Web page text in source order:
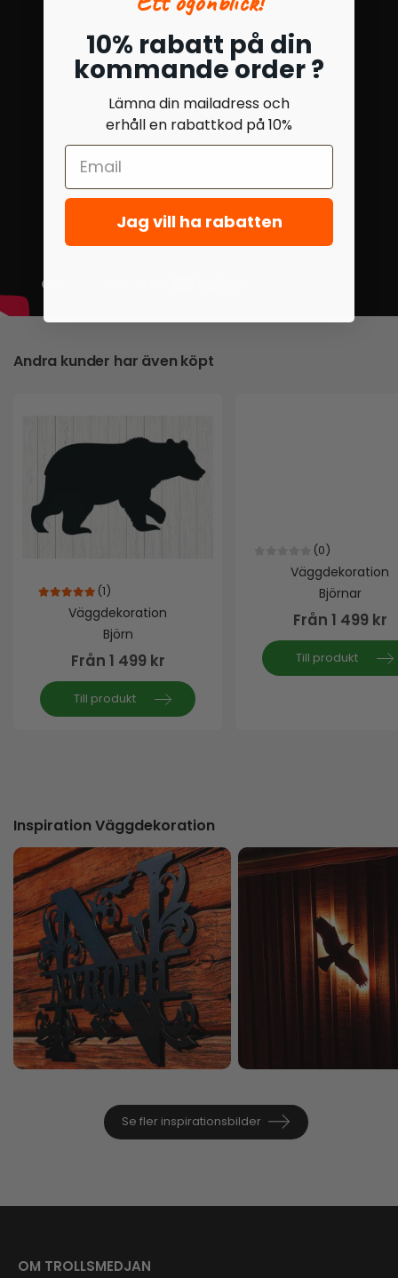
Andra kunder har även köpt
out of 5
(1)
Väggdekoration
Björn
Från 1 499 kr
Till produkt
out of 5
(0)
Väggdekoration
Björnar
Från 1 499 kr
Till produkt
Inspiration Väggdekoration
Se fler inspirationsbilder
OM TROLLSMEDJAN
10% rabatt på din
kommande order ?
Lämna din mailadress och
erhåll en rabattkod på 10%
Jag vill ha rabatten